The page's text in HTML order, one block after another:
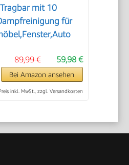
mit 10
für
59,98 €
89,99 €
Bei Amazon ansehen
inkl. MwSt., zzgl. Versandkosten